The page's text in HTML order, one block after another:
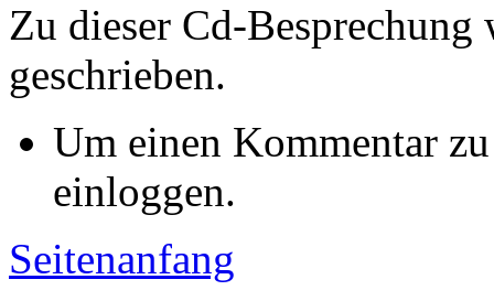
Zu dieser Cd-
geschrieben.
Um einen Kommentar
einloggen.
Seitenanfang